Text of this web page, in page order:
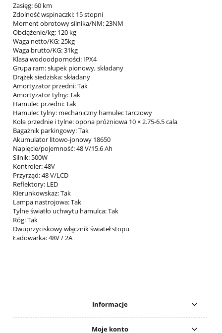
Zasięg: 60 km
Zdolność wspinaczki: 15 stopni
Moment obrotowy silnika/NM: 23NM
Obciążenie/kg: 120 kg
Waga netto/KG: 25kg
Waga brutto/KG: 31kg
Klasa wodoodporności: IPX4
Grupa ram: słupek pionowy, składany
Drążek siedziska: składany
Amortyzator przedni: Tak
Amortyzator tylny: Tak
Hamulec przedni: Tak
Hamulec tylny: mechaniczny hamulec tarczowy
Koła przednie i tylne: opona próżniowa 10 × 2.75-6.5 cala
Bagażnik parkingowy: Tak
Akumulator litowo-jonowy 18650
Napięcie/pojemność: 48 V/15.6 Ah
Silnik: 500W
Kontroler: 48V
Przyrząd: 48 V/LCD
Reflektory: LED
Kierunkowskaz: Tak
Lampa nastrojowa: Tak
Tylne światło uchwytu hamulca: Tak
Róg: Tak
Dwuprzyciskowy włącznik świateł stopu
Ładowarka: 48V / 2A
Informacje
Moje konto